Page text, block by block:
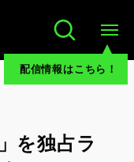
配信情報はこちら！
を独占ラ